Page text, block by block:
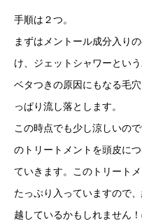
手順は２つ。
まずはメントール成分入り
け、ジェットシャワーとい
ベタつきの原因にもなる毛
っぱり流し落とします。
この時点でも少し涼しいの
のトリートメントを頭皮に
ていきます。このトリート
たっぷり入っていますので
越しているかもしれません！